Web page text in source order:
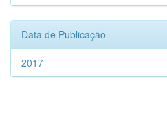
Data de Publicação
2017